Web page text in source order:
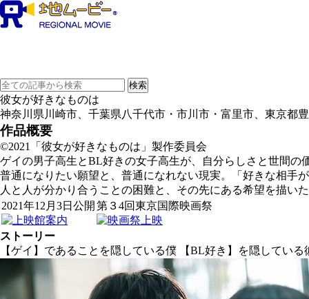
彼女が好きなものは
神奈川県川崎市、千葉県八千代市・市川市・富里市、東京都
作品概要
©2021「彼女が好きなものは」製作委員会
ゲイの男子高生とBL好きの女子高生が、自分らしさと世間
普通になりたい願望と、普通になれない現実。「好きな相手
人と人が分かり合うことの困難と、その先にある希望を描い
2021年12月3日公開 第３4回東京国際映画祭
ストーリー
【ゲイ】であることを隠している僕 【BL好き】を隠してい